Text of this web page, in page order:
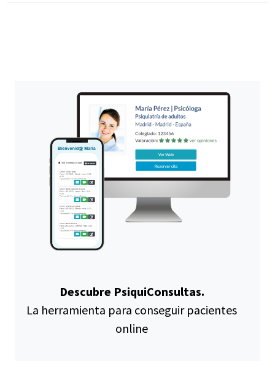
Descubre PsiquiConsultas.
La herramienta para conseguir pacientes
online